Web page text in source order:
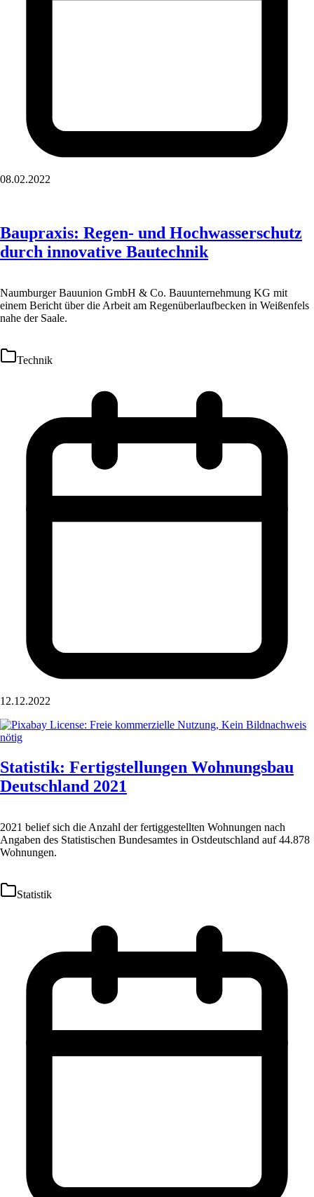
08.02.2022
Baupraxis: Regen- und Hochwasserschutz
durch innovative Bautechnik
Naumburger Bauunion GmbH & Co. Bauunternehmung KG mit
einem Bericht über die Arbeit am Regenüberlaufbecken in Weißenfels
nahe der Saale.
Technik
12.12.2022
Statistik: Fertigstellungen Wohnungsbau
Deutschland 2021
2021 belief sich die Anzahl der fertiggestellten Wohnungen nach
Angaben des Statistischen Bundesamtes in Ostdeutschland auf 44.878
Wohnungen.
Statistik